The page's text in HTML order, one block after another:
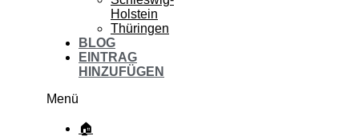
Holstein
Thüringen
BLOG
EINTRAG
HINZUFÜGEN
Menü
🏠